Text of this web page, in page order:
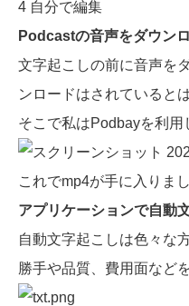
4 自分で編集
Podcastの音声をダウン
文字起こしの前に音声を
ンロードはされていると
そこで私はPodbayを利用
これでmp4が手に入りま
アプリケーションで自動
自動文字起こしは色々な
勝手や品質、費用面など